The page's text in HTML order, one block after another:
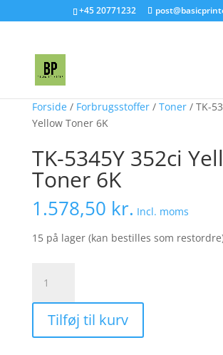
+45 20771232
Forside/ Forbrugsstoffer/ Toner/ TK-
Yellow Toner 6K
TK-5345Y 352ci
Toner 6K
1.578,50 kr. Incl. moms
15 på lager (kan bestilles som
5345Y
352ci
Yellow
Toner
Tilføj til kurv